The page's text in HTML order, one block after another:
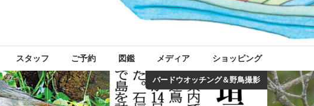
スタッフ ご予約 図鑑 メディア ショッピング
バードウオッチング＆野鳥撮影